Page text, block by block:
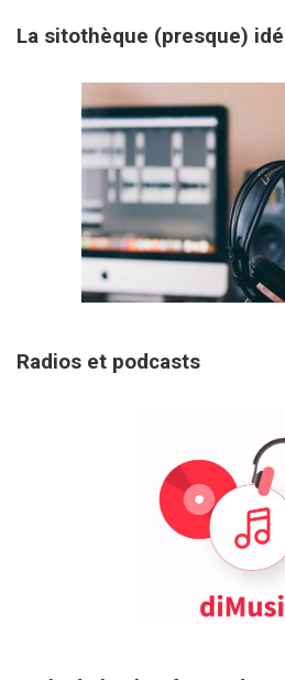
La sitothèque (presque)
Radios et podcasts